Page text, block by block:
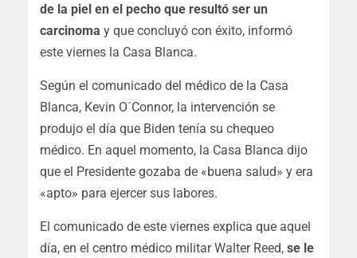
de la piel en el pecho que resultó ser un
carcinoma y que concluyó con éxito, informó
este viernes la Casa Blanca.
Según el comunicado del médico de la Casa
Blanca, Kevin O´Connor, la intervención se
produjo el día que Biden tenía su chequeo
médico. En aquel momento, la Casa Blanca dijo
que el Presidente gozaba de «buena salud» y era
«apto» para ejercer sus labores.
El comunicado de este viernes explica que aquel
día, en el centro médico militar Walter Reed, se le